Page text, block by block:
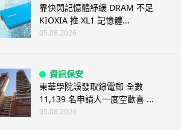
靠快閃記憶體紓緩 DRAM 不足
KIOXIA 推 XL1 記憶體...
05.08.2026
資訊保安
東華學院誤發取錄電郵 全數
11,139 名申請人一度空歡喜 ...
05.08.2026